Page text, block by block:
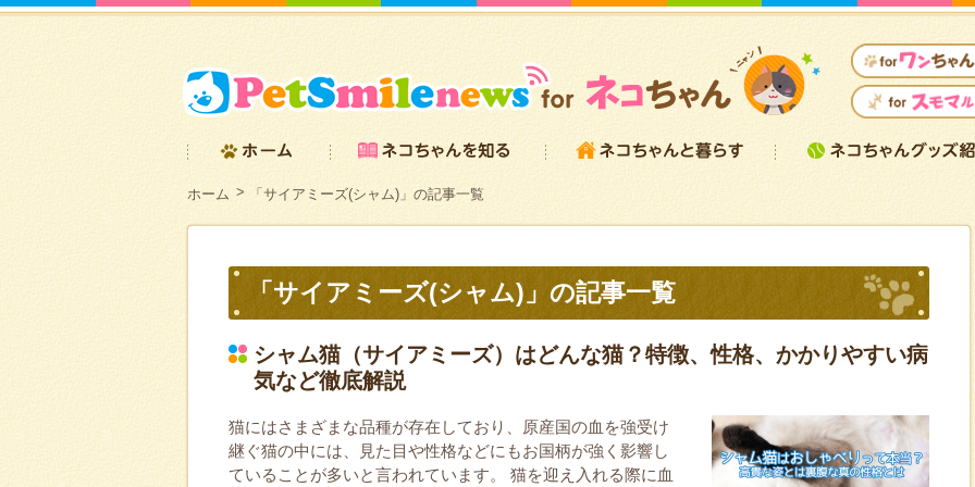
ホーム 「サイアミーズ(シャム)」の記事一覧
「サイアミーズ(シャム)」の記事一覧
シャム猫（サイアミーズ）はどんな猫？特徴、性格、かかりやすい病
気など徹底解説
猫にはさまざまな品種が存在しており、原産国の血を強受け
継ぐ猫の中には、見た目や性格などにもお国柄が強く影響し
ていることが多いと言われています。 猫を迎え入れる際に血